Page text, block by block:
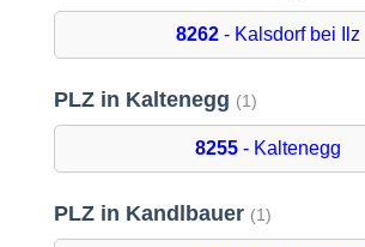
8262- Kalsdorf bei Ilz
PLZ in Kaltenegg (1)
8255- Kaltenegg
PLZ in Kandlbauer (1)